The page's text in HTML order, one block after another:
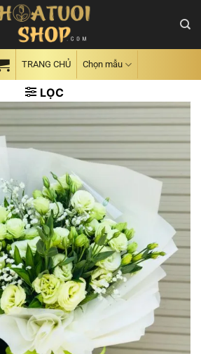
TRANG CHỦ Chọn mẫu
LỌC